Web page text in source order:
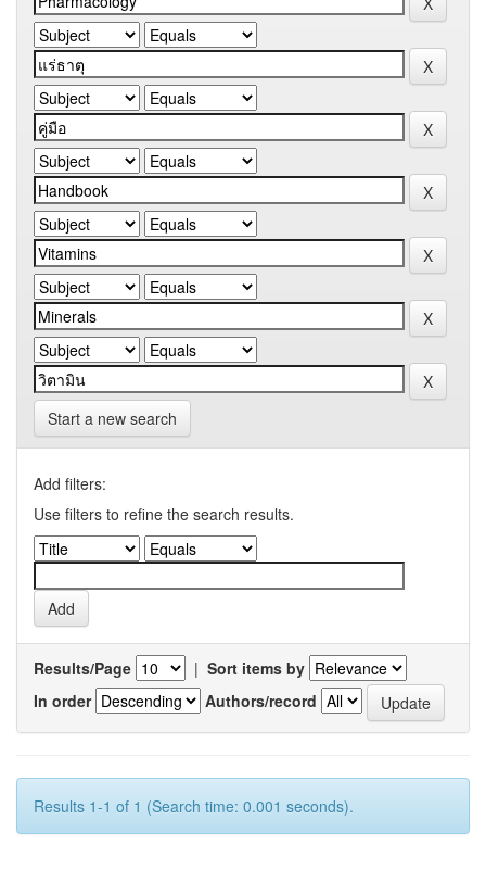
Start a new search
Add filters:
Use filters to refine the search results.
Results/Page | Sort items by
In order
Authors/record
Results 1-1 of 1 (Search time: 0.001 seconds).